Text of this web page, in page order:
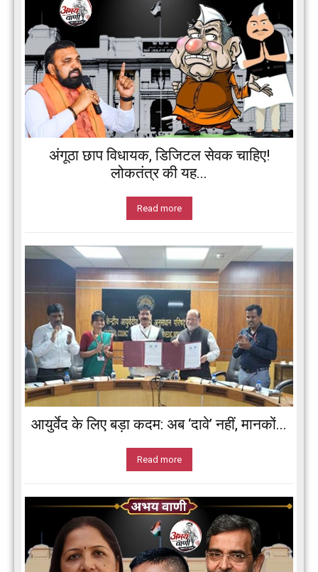
अंगूठा छाप विधायक, डिजिटल सेवक चाहिए!
लोकतंत्र की यह...
Read more
आयुर्वेद के लिए बड़ा कदम: अब ‘दावे’ नहीं, मानकों...
Read more